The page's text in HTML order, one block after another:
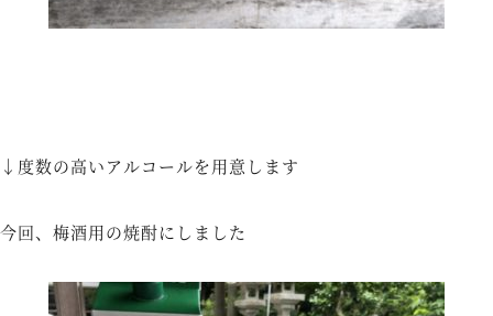
↓度数の高いアルコールを用意します
今回、梅酒用の焼酎にしました